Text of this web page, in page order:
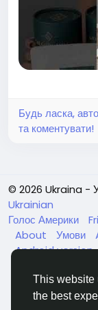
This website
the best
Тому
А тепер про
отримай
mill 🎁
Замовляй свій
https://
неймовірну
знайдіть свої
Український
запрошує до
Будь ласка,
та коментувати!
© 2026 Ukraina -
Ukrainian
Голос Америки
About
Умови
Android version
Нагодуйте